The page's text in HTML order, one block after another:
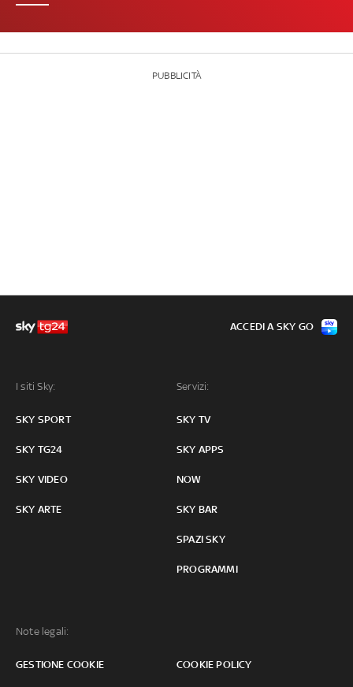
PUBBLICITÀ
I siti Sky:
SKY SPORT
SKY TG24
SKY VIDEO
SKY ARTE
Servizi:
SKY TV
SKY APPS
NOW
SKY BAR
SPAZI SKY
PROGRAMMI
Note legali:
GESTIONE COOKIE COOKIE POLICY
ACCEDI A SKY GO